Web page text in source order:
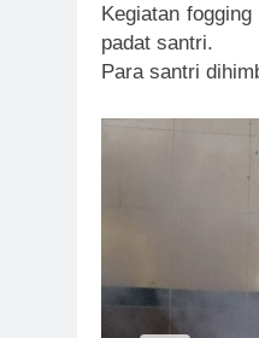
Kegiatan
padat santri.
Para santri